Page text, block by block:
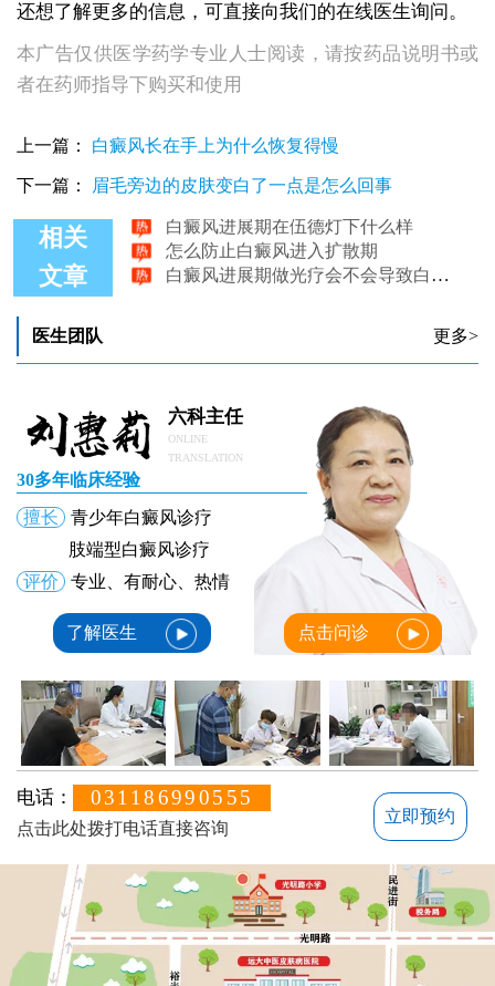
还想了解更多的信息，可直接向我们的在线医生询问。
本广告仅供医学药学专业人士阅读，请按药品说明书或
者在药师指导下购买和使用
上一篇： 白癜风长在手上为什么恢复得慢
下一篇： 眉毛旁边的皮肤变白了一点是怎么回事
相关
文章
白癜风进展期的症状表现
白癜风进展期用308吗
阻止白癜风进一步加重该如何进行
怎么防止白癜风进入扩散期
白癜风进展期做光疗会不会导致白斑扩散
医生团队 更多>
六科主任
ONLINE
TRANSLATION
30多年临床经验
擅长
青少年白癜风诊疗
肢端型白癜风诊疗
评价
专业、有耐心、热情
了解医生 点击问诊
电话： 031186990555
点击此处拨打电话直接咨询
立即预约